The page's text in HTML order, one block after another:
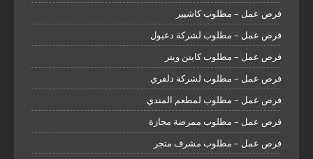
فرص عمل – مطلوب كاشيير
فرص عمل – مطلوب لشركة دعبول
فرص عمل – مطلوب كابتن ويتر
فرص عمل – مطلوب لشركة دلفري
فرص عمل – مطلوب لمطعم المندي
فرص عمل – مطلوب ممرضة مجازة
فرص عمل – مطلوب مشرف متجر